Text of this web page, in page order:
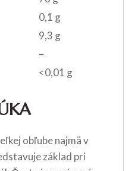
0,1 g
9,3 g
–
<0,01 g
obľube najmä v
základ pri